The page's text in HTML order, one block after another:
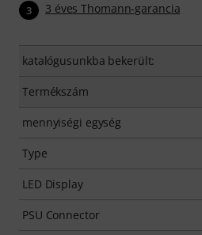
3 3 éves Thomann-garancia
katalógusunkba bekerült:
Termékszám
mennyiségi egység
Type
LED Display
PSU Connector